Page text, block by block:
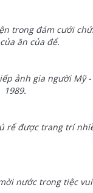
trong đám cưới
ăn của để.
ảnh gia người Mỹ
1989.
rể được trang trí
nước trong tiệc vui